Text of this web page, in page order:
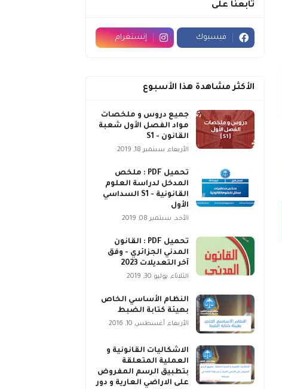
تابعنا على
فيسبوك إنستغرام
الأكثر مشاهدة هذا الأسبوع
جميع دروس و ملخصات
مواد الفصل الأول شعبة
القانون - S1
الأربعاء, سبتمبر 18, 2019
تحميل PDF : ملخص
المدخل لدراسة العلوم
القانونية - S1 السداسي
الأول
الأحد, سبتمبر 08, 2019
تحميل PDF : القانون
المدني الجزائري - وفق
آخر التعديلات 2023
الثلاثاء, يوليو 30, 2019
النظام الأساسي الخاص
بهيئة كتابة الضبط
الأربعاء, أغسطس 10, 2016
الاشكاليات القانونية و
العملية المتعلقة
بتطبيق الرسم المفروض
على الاراضي العارية و دور